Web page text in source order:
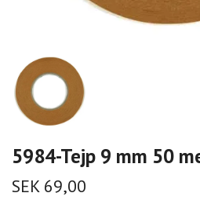
5984-Tejp 9 mm 50
SEK 69,00